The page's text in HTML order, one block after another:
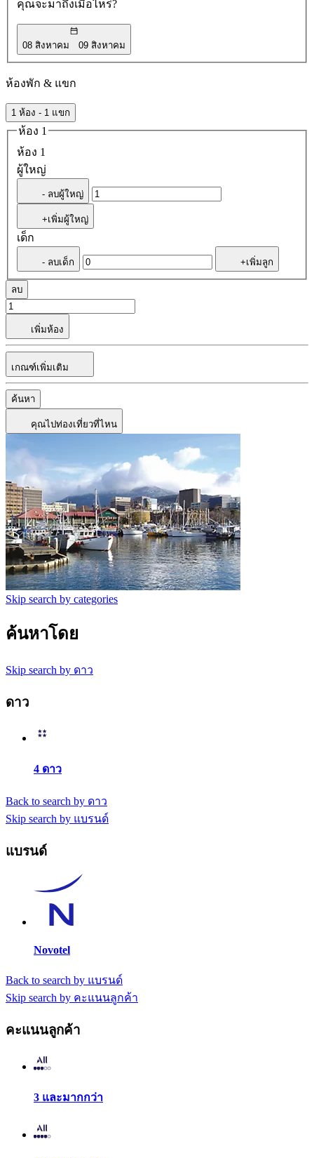
คุณจะมาถึงเมื่อไหร่?
08 สิงหาคม 09 สิงหาคม
ห้องพัก & แขก
1 ห้อง - 1 แขก
ห้อง 1
ห้อง 1
ผู้ใหญ่
- ลบผู้ใหญ่
+เพิ่มผู้ใหญ่
เด็ก
- ลบเด็ก +เพิ่มลูก
ลบ
เพิ่มห้อง
เกณฑ์เพิ่มเติม
ค้นหา
คุณไปท่องเที่ยวที่ไหน
Skip search by categories
ค้นหาโดย
Skip search by ดาว
ดาว
4 ดาว
Back to search by ดาว
Skip search by แบรนด์
แบรนด์
Novotel
Back to search by แบรนด์
Skip search by คะแนนลูกค้า
คะแนนลูกค้า
3 และมากกว่า